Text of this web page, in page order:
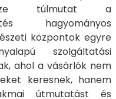
túlmutat a
hagyományos
központok egyre
szolgáltatási
ahol a vásárlók nem
keresnek, hanem
útmutatást és